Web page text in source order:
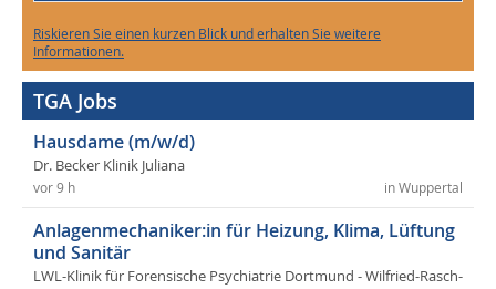
Riskieren Sie einen kurzen Blick und erhalten Sie weitere
Informationen.
TGA Jobs
Hausdame (m/w/d)
Dr. Becker Klinik Juliana
in Wuppertal
vor 9 h
Anlagenmechaniker:in für Heizung, Klima, Lüftung
und Sanitär
LWL-Klinik für Forensische Psychiatrie Dortmund - Wilfried-Rasch-